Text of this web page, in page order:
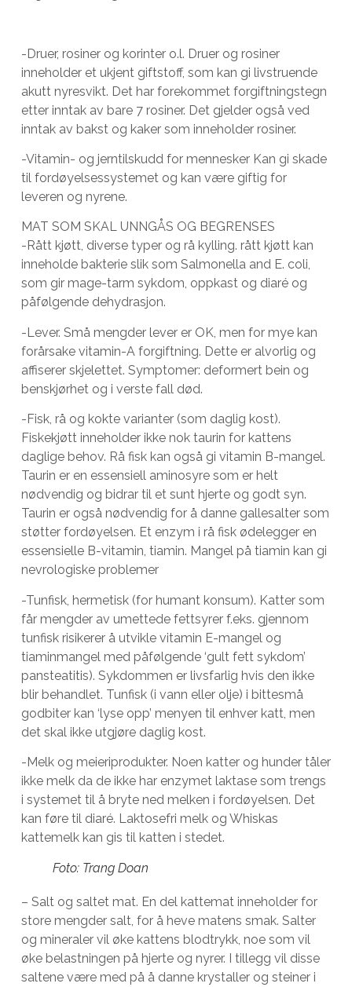
-Druer, rosiner og korinter o.l. Druer og rosiner
inneholder et ukjent giftstoff, som kan gi livstruende
akutt nyresvikt. Det har forekommet forgiftningstegn
etter inntak av bare 7 rosiner. Det gjelder også ved
inntak av bakst og kaker som inneholder rosiner.
-Vitamin- og jerntilskudd for mennesker Kan gi skade
til fordøyelsessystemet og kan være giftig for
leveren og nyrene.
MAT SOM SKAL UNNGÅS OG BEGRENSES
-Rått kjøtt, diverse typer og rå kylling. rått kjøtt kan
inneholde bakterie slik som Salmonella and E. coli,
som gir mage-tarm sykdom, oppkast og diaré og
påfølgende dehydrasjon.
-Lever. Små mengder lever er OK, men for mye kan
forårsake vitamin-A forgiftning. Dette er alvorlig og
affiserer skjelettet. Symptomer: deformert bein og
benskjørhet og i verste fall død.
-Fisk, rå og kokte varianter (som daglig kost).
Fiskekjøtt inneholder ikke nok taurin for kattens
daglige behov. Rå fisk kan også gi vitamin B-mangel.
Taurin er en essensiell aminosyre som er helt
nødvendig og bidrar til et sunt hjerte og godt syn.
Taurin er også nødvendig for å danne gallesalter som
støtter fordøyelsen. Et enzym i rå fisk ødelegger en
essensielle B-vitamin, tiamin. Mangel på tiamin kan gi
nevrologiske problemer
-Tunfisk, hermetisk (for humant konsum). Katter som
får mengder av umettede fettsyrer f.eks. gjennom
tunfisk risikerer å utvikle vitamin E-mangel og
tiaminmangel med påfølgende ‘gult fett sykdom’
pansteatitis). Sykdommen er livsfarlig hvis den ikke
blir behandlet. Tunfisk (i vann eller olje) i bittesmå
godbiter kan ‘lyse opp’ menyen til enhver katt, men
det skal ikke utgjøre daglig kost.
-Melk og meieriprodukter. Noen katter og hunder tåler
ikke melk da de ikke har enzymet laktase som trengs
i systemet til å bryte ned melken i fordøyelsen. Det
kan føre til diaré. Laktosefri melk og Whiskas
kattemelk kan gis til katten i stedet.
Foto: Trang Doan
– Salt og saltet mat. En del kattemat inneholder for
store mengder salt, for å heve matens smak. Salter
og mineraler vil øke kattens blodtrykk, noe som vil
øke belastningen på hjerte og nyrer. I tillegg vil disse
saltene være med på å danne krystaller og steiner i